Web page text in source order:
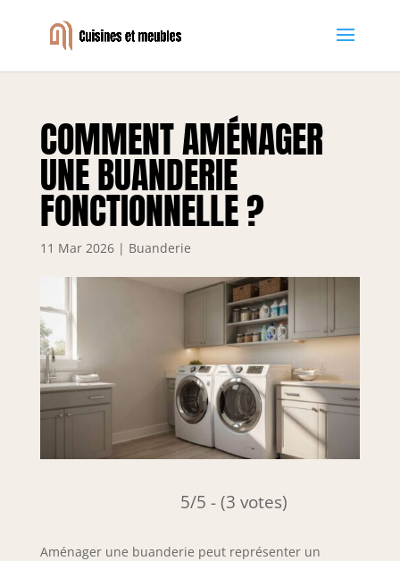
COMMENT AMÉNAGER
UNE BUANDERIE
FONCTIONNELLE ?
11 Mar 2026| Buanderie
5/5 - (3 votes)
Aménager une buanderie peut représenter un